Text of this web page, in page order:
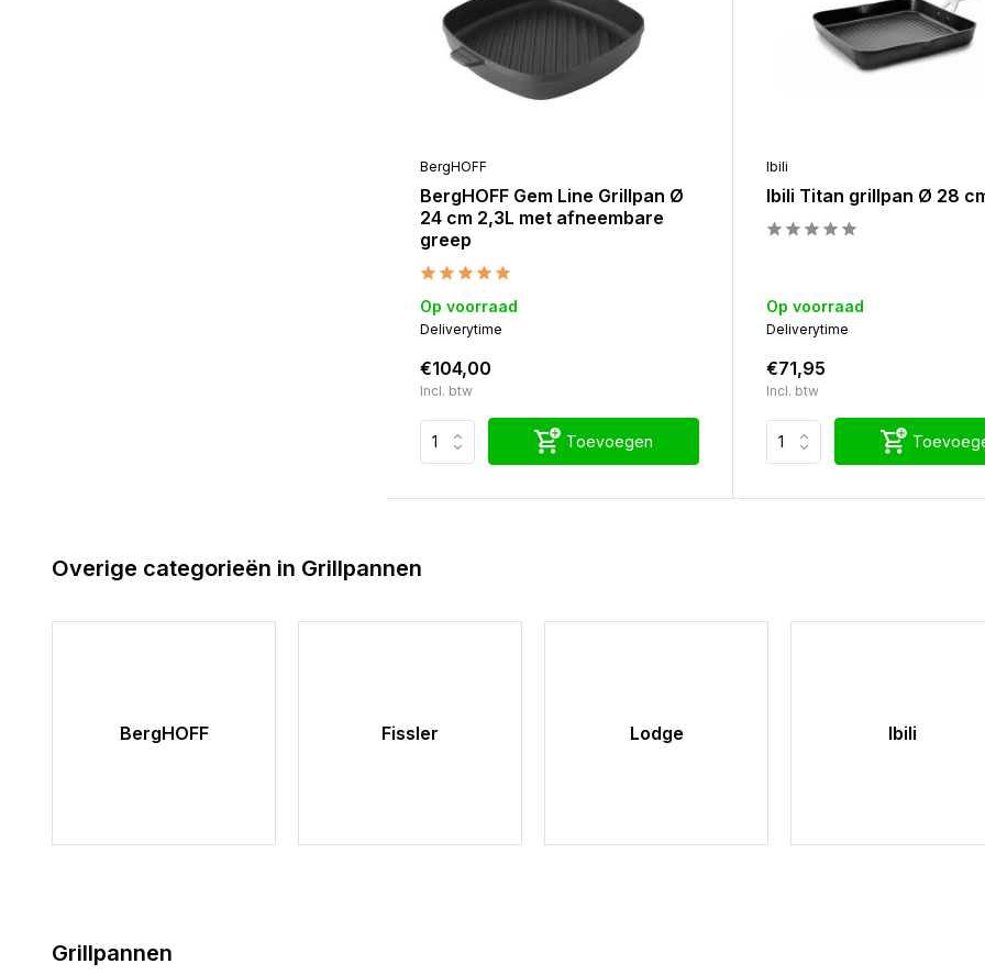
BergHOFF
BergHOFF Gem Line Grillpan Ø
24 cm 2,3L met afneembare
greep
Op voorraad
Deliverytime
€104,00
Incl. btw
Toevoegen
Ibili
Ibili Titan grillpan Ø 28
Op voorraad
Deliverytime
€71,95
Incl. btw
Overige categorieën in Grillpannen
BergHOFF Fissler Lodge Ibili
Grillpannen